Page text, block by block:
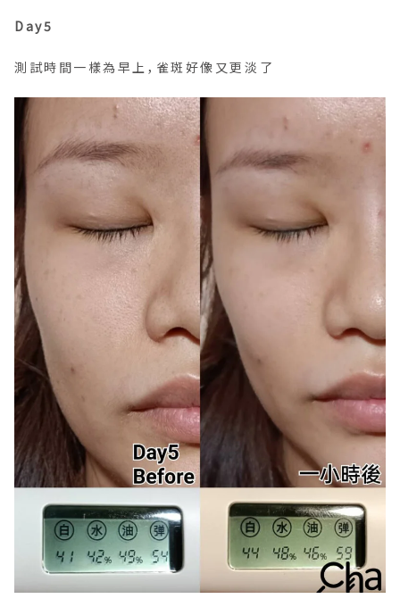
Day5
測試時間一樣為早上，雀斑好像又更淡了